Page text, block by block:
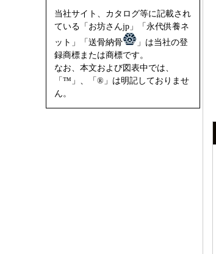
当社サイト、カタログ等に記載され
ている「お坊さんjp」「永代供養ネ
ット」「送骨納骨
」は当社の登
録商標または商標です。
なお、本文および図表中では、
「™」、「®」は明記しておりませ
ん。